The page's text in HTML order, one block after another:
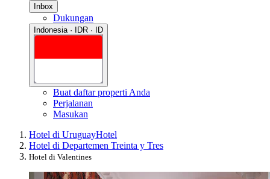
Inbox
Dukungan
Indonesia · IDR · ID
Buat daftar properti Anda
Perjalanan
Masukan
Hotel di UruguayHotel
Hotel di Departemen Treinta y Tres
Hotel di Valentines